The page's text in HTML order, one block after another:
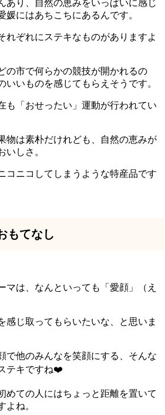
あり、自然の恵みをいっぱいに感じ
媛にはあちこちにあるんです。
れぞれにステキなものがありますよ
の市で何らかの競技が開かれるの
いいものを感じてもらえそうです。
も「おせったい」運動が行われてい
物は素朴だけれども、自然の恵みが
いしさ。
コニコしてしまうような特産品です
もてなし
マは、なんといっても「愛顔」（え
感じ取ってもらいたいな、と思いま
で他のみんなを笑顔にする、そんな
テキですね❤️️
めての人にはちょっと距離を置いて
よね。